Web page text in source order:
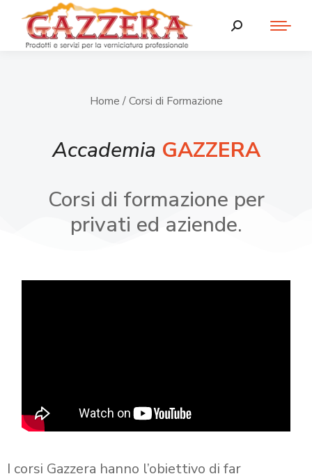
Home / Corsi di Formazione
Accademia GAZZERA
Corsi di formazione per
privati ed aziende.
I corsi Gazzera hanno l’obiettivo di far